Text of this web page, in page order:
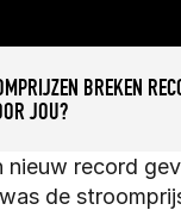
BREKEN
JOU?
nieuw record
de